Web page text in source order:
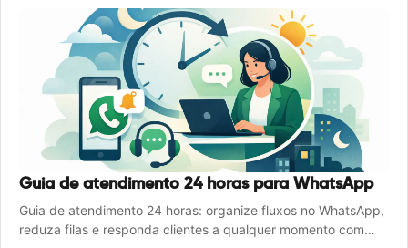
Guia de atendimento 24 horas para WhatsApp
Guia de atendimento 24 horas: organize fluxos no WhatsApp,
reduza filas e responda clientes a qualquer momento com